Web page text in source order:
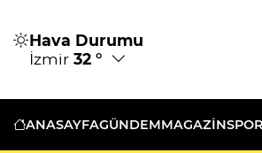
Hava Durumu
İzmir 32 °
ANASAYFAGÜNDEMMAGAZİNSPOR